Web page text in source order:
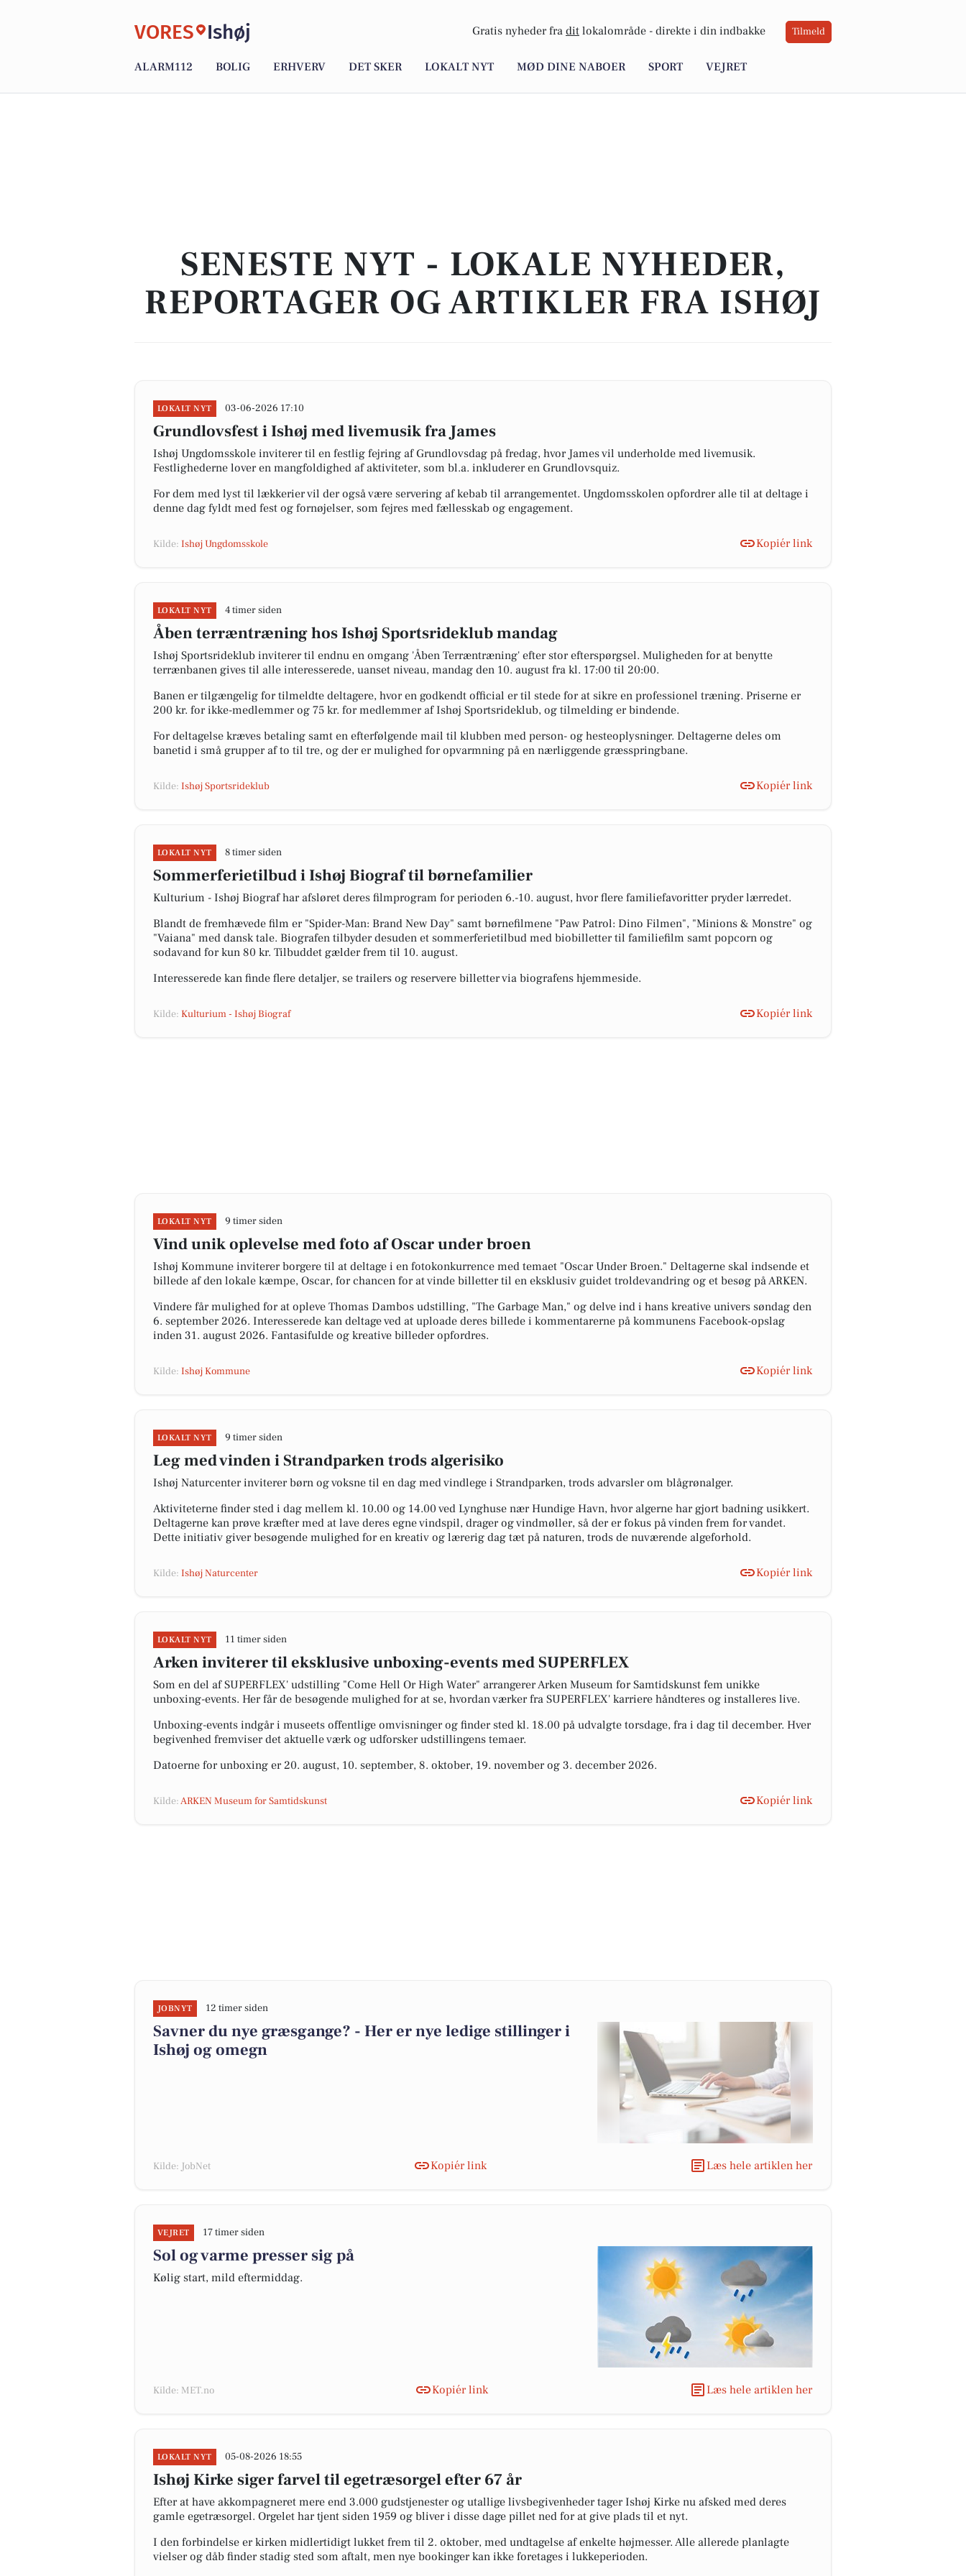
VORES Ishøj Gratis nyheder fra dit lokalområde - direkte i din indbakke Tilmeld
ALARM112 BOLIG ERHVERV DET SKER LOKALT NYT MØD DINE NABOER SPORT VEJRET
SENESTE NYT - LOKALE NYHEDER,
REPORTAGER OG ARTIKLER FRA ISHØJ
LOKALT NYT 03-06-2026 17:10
Grundlovsfest i Ishøj med livemusik fra James
Ishøj Ungdomsskole inviterer til en festlig fejring af Grundlovsdag på fredag, hvor James vil underholde med livemusik.
Festlighederne lover en mangfoldighed af aktiviteter, som bl.a. inkluderer en Grundlovsquiz.
For dem med lyst til lækkerier vil der også være servering af kebab til arrangementet. Ungdomsskolen opfordrer alle til at deltage i
denne dag fyldt med fest og fornøjelser, som fejres med fællesskab og engagement.
Kilde: Ishøj Ungdomsskole Kopiér link
LOKALT NYT 4 timer siden
Åben terræntræning hos Ishøj Sportsrideklub mandag
Ishøj Sportsrideklub inviterer til endnu en omgang 'Åben Terræntræning' efter stor efterspørgsel. Muligheden for at benytte
terrænbanen gives til alle interesserede, uanset niveau, mandag den 10. august fra kl. 17:00 til 20:00.
Banen er tilgængelig for tilmeldte deltagere, hvor en godkendt official er til stede for at sikre en professionel træning. Priserne er
200 kr. for ikke-medlemmer og 75 kr. for medlemmer af Ishøj Sportsrideklub, og tilmelding er bindende.
For deltagelse kræves betaling samt en efterfølgende mail til klubben med person- og hesteoplysninger. Deltagerne deles om
banetid i små grupper af to til tre, og der er mulighed for opvarmning på en nærliggende græsspringbane.
Kilde: Ishøj Sportsrideklub Kopiér link
LOKALT NYT 8 timer siden
Sommerferietilbud i Ishøj Biograf til børnefamilier
Kulturium - Ishøj Biograf har afsløret deres filmprogram for perioden 6.-10. august, hvor flere familiefavoritter pryder lærredet.
Blandt de fremhævede film er "Spider-Man: Brand New Day" samt børnefilmene "Paw Patrol: Dino Filmen", "Minions & Monstre" og
"Vaiana" med dansk tale. Biografen tilbyder desuden et sommerferietilbud med biobilletter til familiefilm samt popcorn og
sodavand for kun 80 kr. Tilbuddet gælder frem til 10. august.
Interesserede kan finde flere detaljer, se trailers og reservere billetter via biografens hjemmeside.
Kilde: Kulturium - Ishøj Biograf Kopiér link
LOKALT NYT 9 timer siden
Vind unik oplevelse med foto af Oscar under broen
Ishøj Kommune inviterer borgere til at deltage i en fotokonkurrence med temaet "Oscar Under Broen." Deltagerne skal indsende et
billede af den lokale kæmpe, Oscar, for chancen for at vinde billetter til en eksklusiv guidet troldevandring og et besøg på ARKEN.
Vindere får mulighed for at opleve Thomas Dambos udstilling, "The Garbage Man," og delve ind i hans kreative univers søndag den
6. september 2026. Interesserede kan deltage ved at uploade deres billede i kommentarerne på kommunens Facebook-opslag
inden 31. august 2026. Fantasifulde og kreative billeder opfordres.
Kilde: Ishøj Kommune Kopiér link
LOKALT NYT 9 timer siden
Leg med vinden i Strandparken trods algerisiko
Ishøj Naturcenter inviterer børn og voksne til en dag med vindlege i Strandparken, trods advarsler om blågrønalger.
Aktiviteterne finder sted i dag mellem kl. 10.00 og 14.00 ved Lynghuse nær Hundige Havn, hvor algerne har gjort badning usikkert.
Deltagerne kan prøve kræfter med at lave deres egne vindspil, drager og vindmøller, så der er fokus på vinden frem for vandet.
Dette initiativ giver besøgende mulighed for en kreativ og lærerig dag tæt på naturen, trods de nuværende algeforhold.
Kilde: Ishøj Naturcenter Kopiér link
LOKALT NYT 11 timer siden
Arken inviterer til eksklusive unboxing-events med SUPERFLEX
Som en del af SUPERFLEX' udstilling "Come Hell Or High Water" arrangerer Arken Museum for Samtidskunst fem unikke
unboxing-events. Her får de besøgende mulighed for at se, hvordan værker fra SUPERFLEX' karriere håndteres og installeres live.
Unboxing-events indgår i museets offentlige omvisninger og finder sted kl. 18.00 på udvalgte torsdage, fra i dag til december. Hver
begivenhed fremviser det aktuelle værk og udforsker udstillingens temaer.
Datoerne for unboxing er 20. august, 10. september, 8. oktober, 19. november og 3. december 2026.
Kilde:ARKEN Museum for Samtidskunst Kopiér link
JOBNYT 12 timer siden
Savner du nye græsgange? - Her er nye ledige stillinger i
Ishøj og omegn
Kilde: JobNet Kopiér link Læs hele artiklen her
VEJRET 17 timer siden
Sol og varme presser sig på
Kølig start, mild eftermiddag.
Kilde: MET.no Kopiér link Læs hele artiklen her
LOKALT NYT 05-08-2026 18:55
Ishøj Kirke siger farvel til egetræsorgel efter 67 år
Efter at have akkompagneret mere end 3.000 gudstjenester og utallige livsbegivenheder tager Ishøj Kirke nu afsked med deres
gamle egetræsorgel. Orgelet har tjent siden 1959 og bliver i disse dage pillet ned for at give plads til et nyt.
I den forbindelse er kirken midlertidigt lukket frem til 2. oktober, med undtagelse af enkelte højmesser. Alle allerede planlagte
vielser og dåb finder stadig sted som aftalt, men nye bookinger kan ikke foretages i lukkeperioden.